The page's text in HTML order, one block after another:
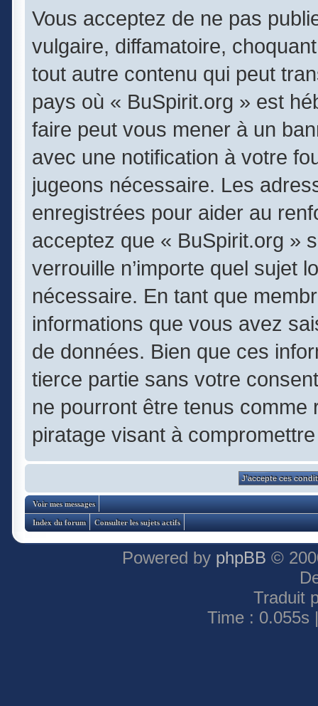
Vous acceptez de ne pas
vulgaire, diffamatoire,
tout autre contenu qui peut
pays où « BuSpirit.org » est
faire peut vous mener à un
avec une notification à votre
jugeons nécessaire. Les
enregistrées pour aider au
acceptez que « BuSpirit.org »
verrouille n’importe quel sujet
nécessaire. En tant que
informations que vous avez
de données. Bien que ces
tierce partie sans votre
ne pourront être tenus
piratage visant à
Voir mes messages
Index du forum Consulter les sujets actifs
Powered by phpBB ©
Traduit
Time : 0.055s